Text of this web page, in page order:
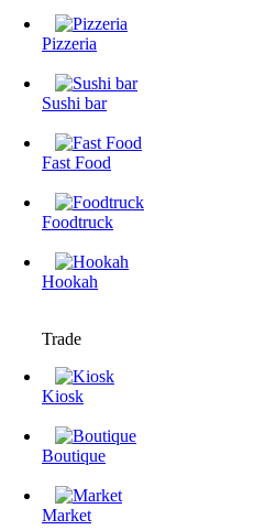
Pizzeria
Sushi bar
Fast Food
Foodtruck
Hookah
Trade
Kiosk
Boutique
Market